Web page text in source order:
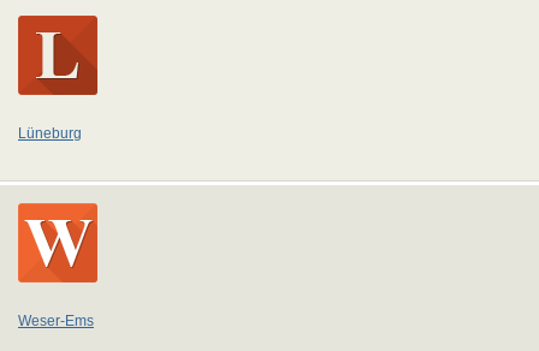
Lüneburg
Weser-Ems